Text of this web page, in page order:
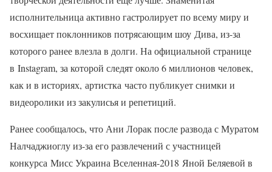
исполнительница активно гастролирует по всему миру и
восхищает поклонников потрясающим шоу Дива, из-за
которого ранее влезла в долги. На официальной странице
в Instagram, за которой следят около 6 миллионов человек,
как и в историях, артистка часто публикует снимки и
видеоролики из закулисья и репетиций.
Ранее сообщалось, что Ани Лорак после развода с Муратом
Налчаджиоглу из-за его развлечений с участницей
конкурса Мисс Украина Вселенная-2018 Яной Беляевой в